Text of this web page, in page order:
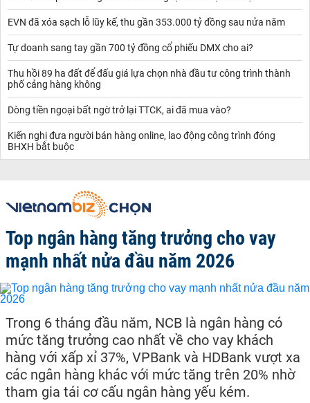
EVN đã xóa sạch lỗ lũy kế, thu gần 353.000 tỷ đồng sau nửa năm
Tự doanh sang tay gần 700 tỷ đồng cổ phiếu DMX cho ai?
Thu hồi 89 ha đất để đấu giá lựa chọn nhà đầu tư công trình thành
phố cảng hàng không
Dòng tiền ngoại bất ngờ trở lại TTCK, ai đã mua vào?
Kiến nghị đưa người bán hàng online, lao động công trình đóng
BHXH bắt buộc
Top ngân hàng tăng trưởng cho vay
mạnh nhất nửa đầu năm 2026
Trong 6 tháng đầu năm, NCB là ngân hàng có
mức tăng trưởng cao nhất về cho vay khách
hàng với xấp xỉ 37%, VPBank và HDBank vượt xa
các ngân hàng khác với mức tăng trên 20% nhờ
tham gia tái cơ cấu ngân hàng yếu kém.